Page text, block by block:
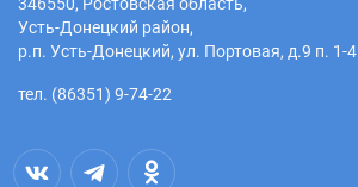
Усть-Донецкий район,
р.п. Усть-Донецкий, ул. Портовая, д.9 п. 1-4
тел. (86351) 9-74-22